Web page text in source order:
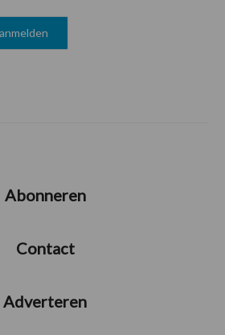
Abonneren
Contact
Adverteren